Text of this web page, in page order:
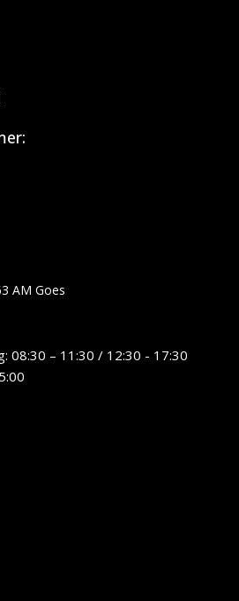
AM Goes
08:30 – 11:30 / 12:30 - 17:30